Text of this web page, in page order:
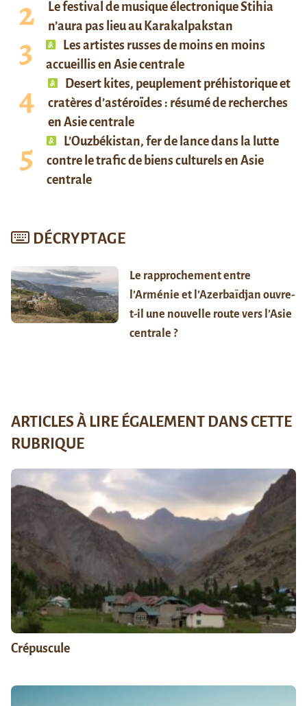
Le festival de musique électronique Stihia
n’aura pas lieu au Karakalpakstan
Les artistes russes de moins en moins
accueillis en Asie centrale
Desert kites, peuplement préhistorique et
cratères d’astéroïdes : résumé de recherches
en Asie centrale
L’Ouzbékistan, fer de lance dans la lutte
contre le trafic de biens culturels en Asie
centrale
DÉCRYPTAGE
Le rapprochement entre
l’Arménie et l’Azerbaïdjan ouvre-
t-il une nouvelle route vers l’Asie
centrale ?
ARTICLES À LIRE ÉGALEMENT DANS CETTE
RUBRIQUE
Crépuscule